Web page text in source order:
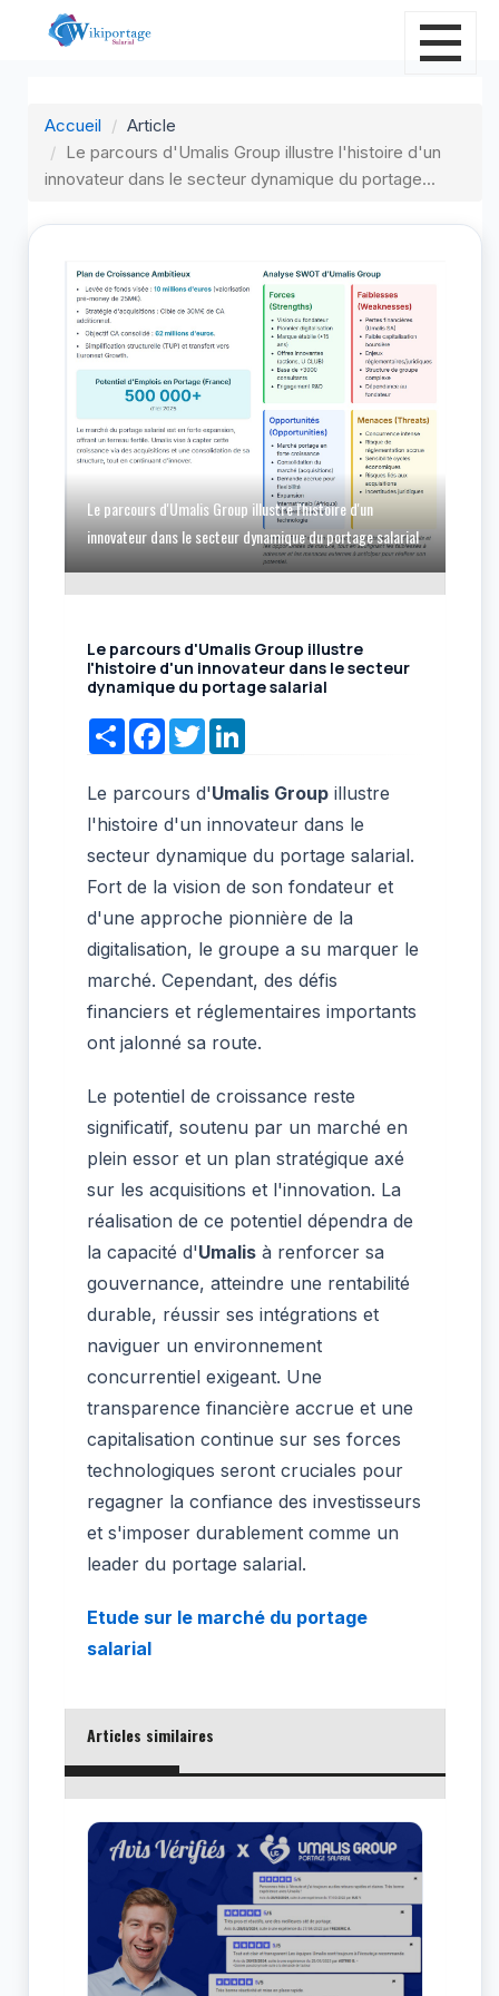
Accueil
Article
Le parcours d'Umalis Group illustre l'histoire d'un
innovateur dans le secteur dynamique du portage...
Le parcours d'Umalis Group illustre l'histoire d'un
innovateur dans le secteur dynamique du portage salarial
Le parcours d'Umalis Group illustre
l'histoire d'un innovateur dans le secteur
dynamique du portage salarial
ShareFacebook
Twitter
Le parcours d'Umalis Group illustre
l'histoire d'un innovateur dans le
secteur dynamique du portage salarial.
Fort de la vision de son fondateur et
d'une approche pionnière de la
digitalisation, le groupe a su marquer le
marché. Cependant, des défis
financiers et réglementaires importants
ont jalonné sa route.
Le potentiel de croissance reste
significatif, soutenu par un marché en
plein essor et un plan stratégique axé
sur les acquisitions et l'innovation. La
réalisation de ce potentiel dépendra de
la capacité d'Umalis à renforcer sa
gouvernance, atteindre une rentabilité
durable, réussir ses intégrations et
naviguer un environnement
concurrentiel exigeant. Une
transparence financière accrue et une
capitalisation continue sur ses forces
technologiques seront cruciales pour
regagner la confiance des investisseurs
et s'imposer durablement comme un
leader du portage salarial.
Etude sur le marché du portage
salarial
Articles similaires